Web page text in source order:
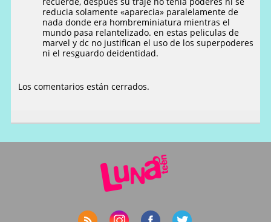
reducia solamente «aparecia» paralelamente de
nada donde era hombreminiatura mientras el
mundo pasa relantelizado. en estas peliculas de
marvel y dc no justifican el uso de los superpoderes
ni el resguardo deidentidad.
Los comentarios están cerrados.